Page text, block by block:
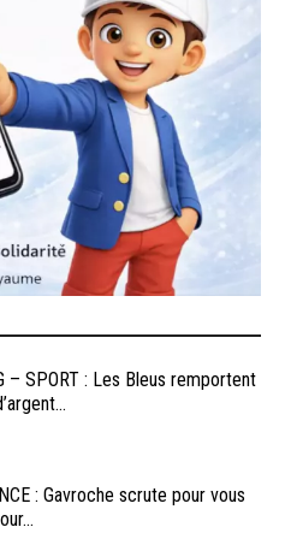
– SPORT : Les Bleus remportent
: Gavroche scrute pour vous